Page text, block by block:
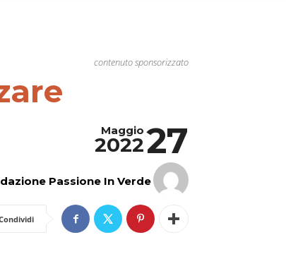
contenuto sponsorizzato
27
Maggio
2022
Passione In Verde